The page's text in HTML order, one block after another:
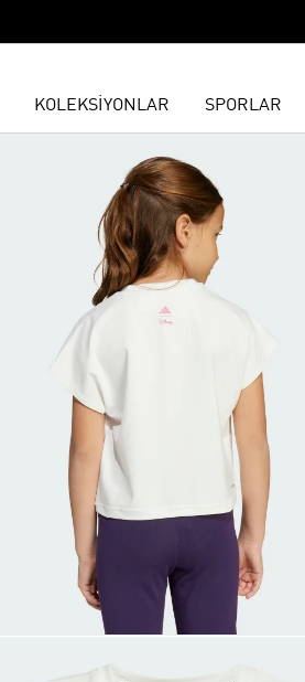
KOLEKSİYONLAR SPORLAR